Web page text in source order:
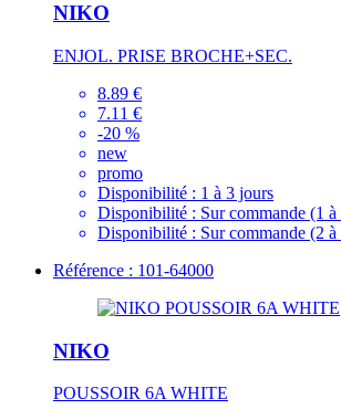
NIKO
ENJOL. PRISE BROCHE+SEC.
8.89 €
7.11 €
-20 %
new
promo
Disponibilité : 1 à 3 jours
Disponibilité : Sur commande (1 à
Disponibilité : Sur commande (2 à
Référence : 101-64000
NIKO
POUSSOIR 6A WHITE